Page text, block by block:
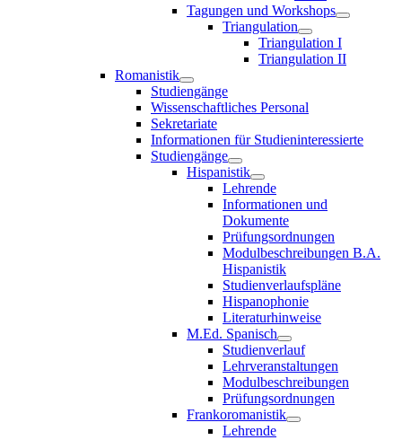
Tagungen und Workshops
Triangulation
Triangulation I
Triangulation II
Romanistik
Studiengänge
Wissenschaftliches Personal
Sekretariate
Informationen für Studieninteressierte
Studiengänge
Hispanistik
Lehrende
Informationen und
Dokumente
Prüfungsordnungen
Modulbeschreibungen B.A.
Hispanistik
Studienverlaufspläne
Hispanophonie
Literaturhinweise
M.Ed. Spanisch
Studienverlauf
Lehrveranstaltungen
Modulbeschreibungen
Prüfungsordnungen
Frankoromanistik
Lehrende